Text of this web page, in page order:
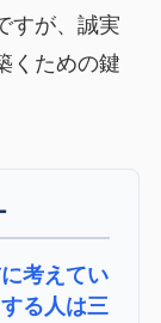
すが、誠実
くための鍵
考えてい
る人は三